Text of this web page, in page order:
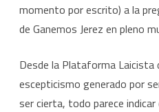
momento por escrito) a la
de Ganemos Jerez en pleno
Desde la Plataforma Laicista
escepticismo generado por
ser cierta, todo parece